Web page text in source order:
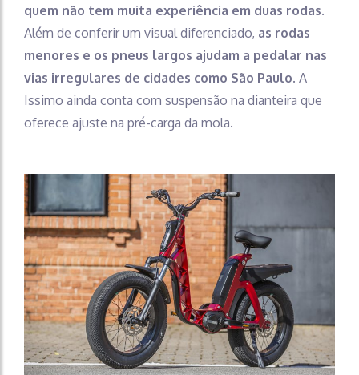
quem não tem muita experiência em duas rodas.
Além de conferir um visual diferenciado, as rodas
menores e os pneus largos ajudam a pedalar nas
vias irregulares de cidades como São Paulo. A
Issimo ainda conta com suspensão na dianteira que
oferece ajuste na pré-carga da mola.